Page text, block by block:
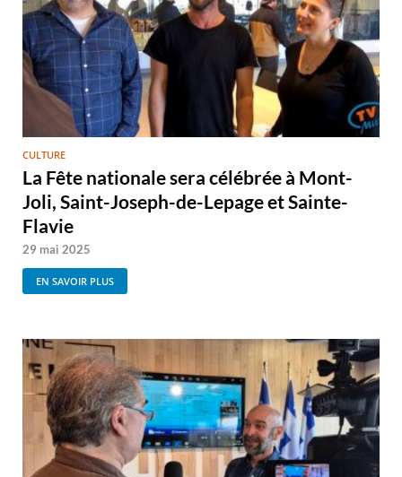
CULTURE
La Fête nationale sera célébrée à Mont-
Joli, Saint-Joseph-de-Lepage et Sainte-
Flavie
29 mai 2025
EN SAVOIR PLUS